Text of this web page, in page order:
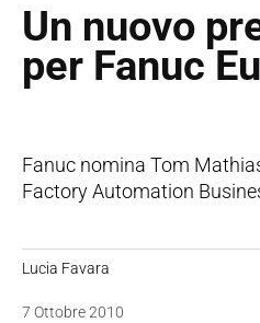
Un nuovo
per Fanuc
Fanuc nomina Tom
Factory Automation
Lucia Favara
7 Ottobre 2010